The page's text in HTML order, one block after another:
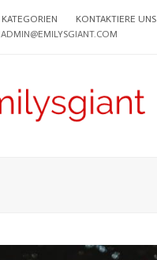
KATEGORIEN
KONTAKTIERE UNS
ADMIN@EMILYSGIANT.COM